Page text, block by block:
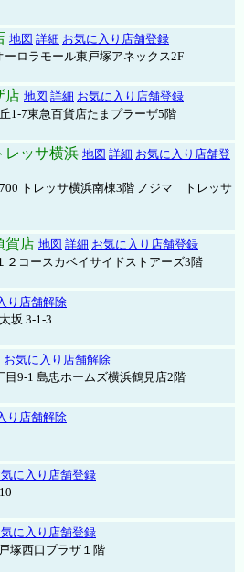
地図 詳細 お気に入り店舗登録
ロラモール東戸塚アネックス2F
店 地図 詳細 お気に入り店舗登録
1-7東急百貨店たまプラーザ5階
ッサ横浜 地図 詳細 お気に入り店舗登
トレッサ横浜南棟3階 ノジマ トレッサ
賀店 地図 詳細 お気に入り店舗登録
２コースカベイサイドストアーズ3階
り店舗解除
坂 3-1-3
お気に入り店舗解除
9-1 島忠ホームズ横浜鶴見店2階
り店舗解除
に入り店舗登録
に入り店舗登録
塚西口プラザ１階